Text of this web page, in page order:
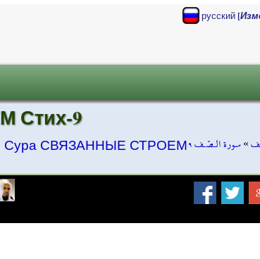
русский[
»سورة الـصّـف ٩
Стих-9
Сура СВЯЗАННЫЕ СТРОЕМ